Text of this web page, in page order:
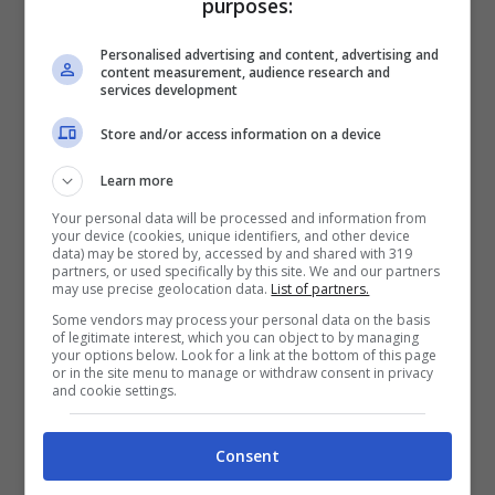
Leone
Zodiaco! Avete un brio decisamente
invidiabile che di solito tende a mancarvi nel
resto dell’anno. Vi verranno nuove idee
interessanti che dovreste assolutamente
sfruttare. Nuove conoscenze in arrivo!
Vergine: vi sentite fuori posto, come se le
cose vi fossero sfuggite di mano. Avete
l’impressione di non avere più il pieno
Personalised advertising and content, advertising and
content measurement, audience research and
services development
Store and/or access information on a device
Learn more
Your personal data will be processed and information from
your device (cookies, unique identifiers, and other device
data) may be stored by, accessed by and shared with 319
partners, or used specifically by this site. We and our partners
may use precise geolocation data. List of partners.
Some vendors may process your personal data on the basis
of legitimate interest, which you can object to by managing
your options below. Look for a link at the bottom of this page
or in the site menu to manage or withdraw consent in privacy
and cookie settings.
Consent